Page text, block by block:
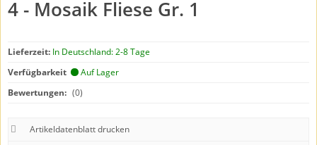
4 - Mosaik Fliese Gr. 1
Lieferzeit: In Deutschland: 2-8 Tage
Verfügbarkeit
Auf Lager
Bewertungen: (0)
Artikeldatenblatt drucken